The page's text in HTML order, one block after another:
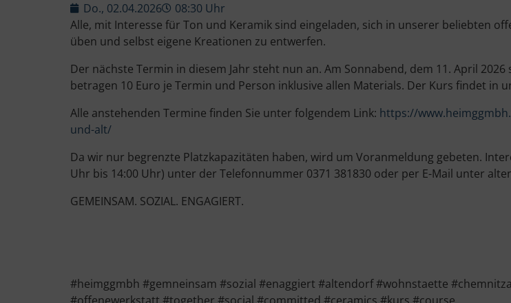
Do., 02.04.2026
08:30 Uhr
Alle, mit Interesse für Ton und Keramik sind eingeladen, sich in unserer beliebten
üben und selbst eigene Kreationen zu entwerfen.
Der nächste Termin in diesem Jahr steht nun an. Am Sonnabend, dem 11. April
betragen 10 Euro je Termin und Person inklusive allen Materials. Der Kurs findet in
Alle anstehenden Termine finden Sie unter folgendem Link: https://
und-alt/
Da wir nur begrenzte Platzkapazitäten haben, wird um Voranmeldung gebeten.
Uhr bis 14:00 Uhr) unter der Telefonnummer 0371 381830 oder per E-Mail unter
GEMEINSAM. SOZIAL. ENGAGIERT.
#heimggmbh #gemneinsam #sozial #enaggiert #altendorf #wohnstaette